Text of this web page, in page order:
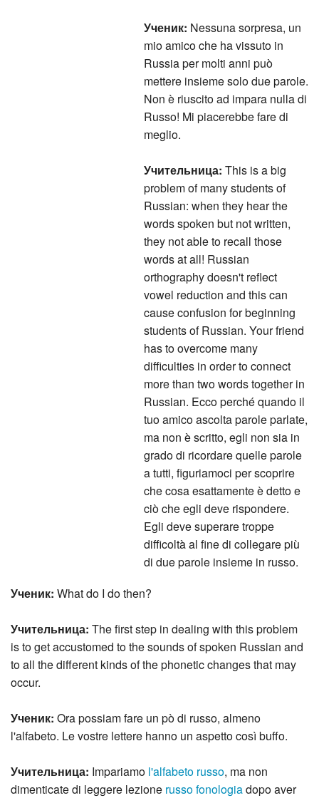
Ученик: Nessuna sorpresa, un
mio amico che ha vissuto in
Russia per molti anni può
mettere insieme solo due parole.
Non è riuscito ad impara nulla di
Russo! Mi piacerebbe fare di
meglio.
Учительница: This is a big
problem of many students of
Russian: when they hear the
words spoken but not written,
they not able to recall those
words at all! Russian
orthography doesn't reflect
vowel reduction and this can
cause confusion for beginning
students of Russian. Your friend
has to overcome many
difficulties in order to connect
more than two words together in
Russian. Ecco perché quando il
tuo amico ascolta parole parlate,
ma non è scritto, egli non sia in
grado di ricordare quelle parole
a tutti, figuriamoci per scoprire
che cosa esattamente è detto e
ciò che egli deve rispondere.
Egli deve superare troppe
difficoltà al fine di collegare più
di due parole insieme in russo.
Ученик: What do I do then?
Учительница: The first step in dealing with this problem
is to get accustomed to the sounds of spoken Russian and
to all the different kinds of the phonetic changes that may
occur.
Ученик: Ora possiam fare un pò di russo, almeno
l'alfabeto. Le vostre lettere hanno un aspetto così buffo.
Учительница: Impariamo l'alfabeto russo , ma non
dimenticate di leggere lezione russo fonologia dopo aver